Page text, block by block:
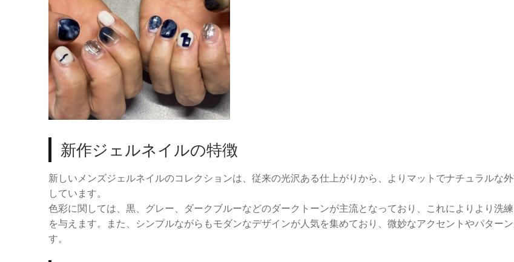
新作ジェルネイルの特徴
新しいメンズジェルネイルのコレクションは、従来の光沢ある仕上がりから、よりマットでナチュラルな
しています。
色彩に関しては、黒、グレー、ダークブルーなどのダークトーンが主流となっており、これによりより洗
を与えます。また、シンプルながらもモダンなデザインが人気を集めており、微妙なアクセントやパター
す。